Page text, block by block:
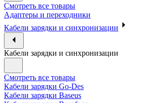
Смотреть все товары
Адаптеры и переходники
Кабели зарядки и синхронизации
Кабели зарядки и синхронизации
Смотреть все товары
Кабели зарядки Go-Des
Кабели зарядки Baseus